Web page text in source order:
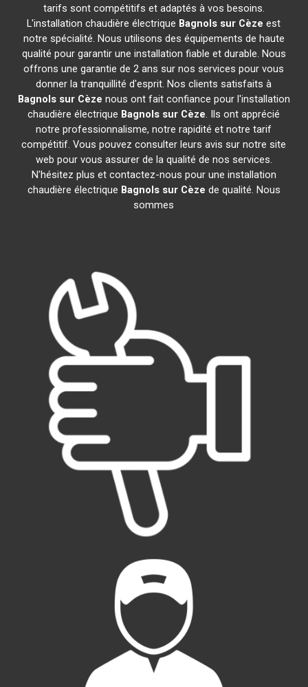
tarifs sont compétitifs et adaptés à vos besoins.
L'installation chaudière électrique Bagnols sur Cèze est
notre spécialité. Nous utilisons des équipements de haute
qualité pour garantir une installation fiable et durable. Nous
offrons une garantie de 2 ans sur nos services pour vous
donner la tranquillité d'esprit. Nos clients satisfaits à
Bagnols sur Cèze nous ont fait confiance pour l'installation
chaudière électrique Bagnols sur Cèze. Ils ont apprécié
notre professionnalisme, notre rapidité et notre tarif
compétitif. Vous pouvez consulter leurs avis sur notre site
web pour vous assurer de la qualité de nos services.
N'hésitez plus et contactez-nous pour une installation
chaudière électrique Bagnols sur Cèze de qualité. Nous
sommes